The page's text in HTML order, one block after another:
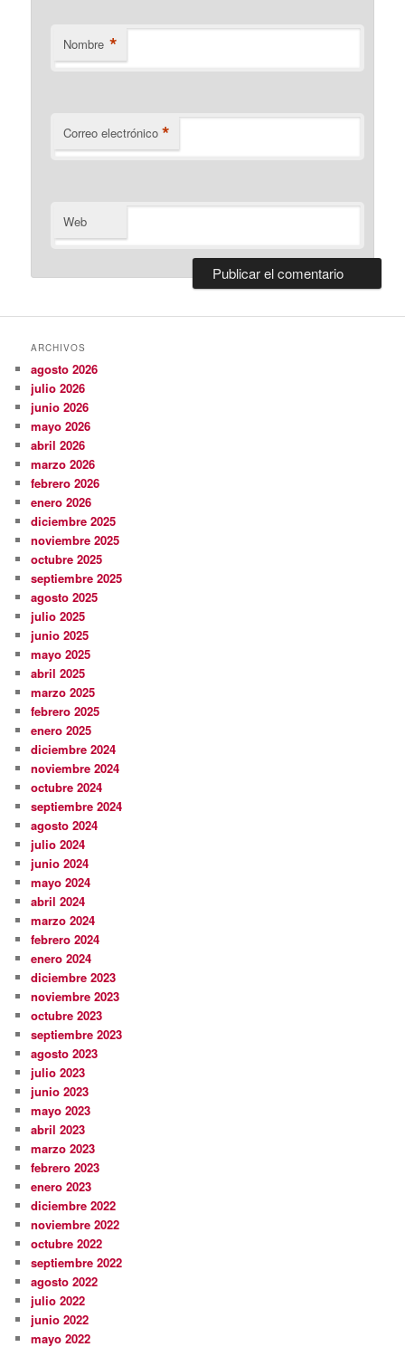
Nombre *
Correo electrónico *
Web
ARCHIVOS
agosto 2026
julio 2026
junio 2026
mayo 2026
abril 2026
marzo 2026
febrero 2026
enero 2026
diciembre 2025
noviembre 2025
octubre 2025
septiembre 2025
agosto 2025
julio 2025
junio 2025
mayo 2025
abril 2025
marzo 2025
febrero 2025
enero 2025
diciembre 2024
noviembre 2024
octubre 2024
septiembre 2024
agosto 2024
julio 2024
junio 2024
mayo 2024
abril 2024
marzo 2024
febrero 2024
enero 2024
diciembre 2023
noviembre 2023
octubre 2023
septiembre 2023
agosto 2023
julio 2023
junio 2023
mayo 2023
abril 2023
marzo 2023
febrero 2023
enero 2023
diciembre 2022
noviembre 2022
octubre 2022
septiembre 2022
agosto 2022
julio 2022
junio 2022
mayo 2022